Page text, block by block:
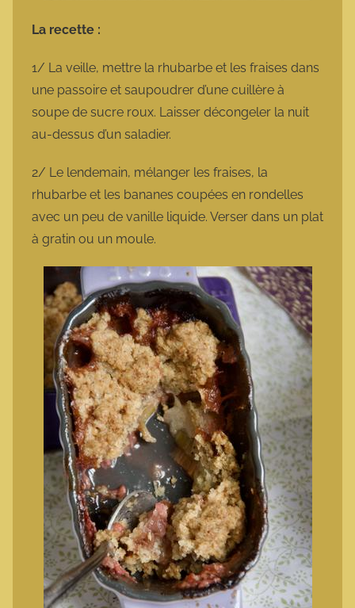
La recette :
1/ La veille, mettre la rhubarbe et les fraises dans
une passoire et saupoudrer d’une cuillère à
soupe de sucre roux. Laisser décongeler la nuit
au-dessus d’un saladier.
2/ Le lendemain, mélanger les fraises, la
rhubarbe et les bananes coupées en rondelles
avec un peu de vanille liquide. Verser dans un plat
à gratin ou un moule.